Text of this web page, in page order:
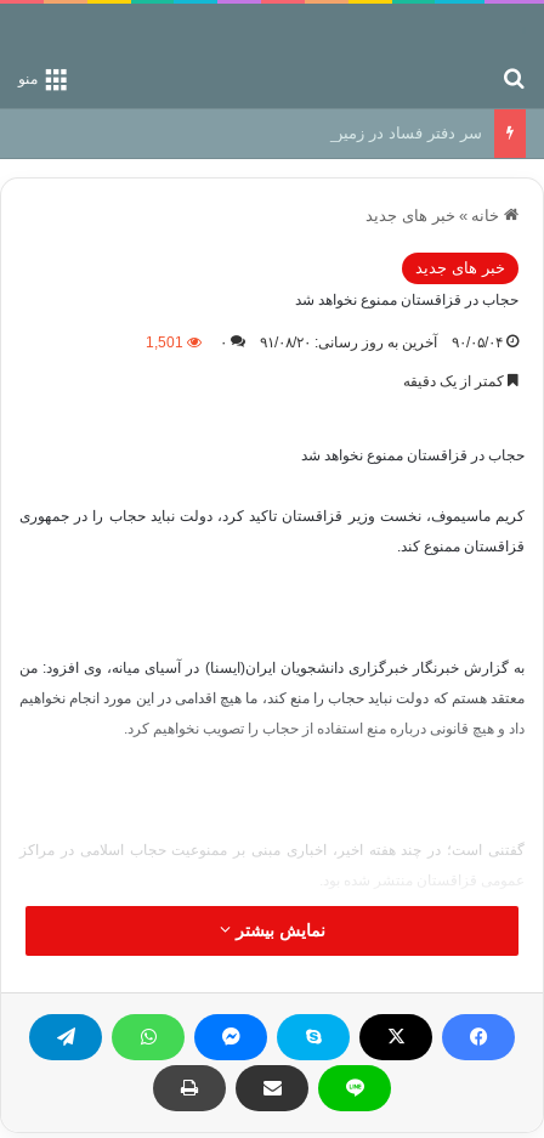
منو
سر دفتر فساد در زمین‌، دوری وکناره‌گیری از راه خداست‌!
خانه » خبر های جدید
خبر های جدید
حجاب در قزاقستان ممنوع نخواهد شد
۹۰/۰۵/۰۴ آخرین به روز رسانی: ۹۱/۰۸/۲۰ ۰ 1,501
کمتر از یک دقیقه
حجاب در قزاقستان ممنوع نخواهد شد
کریم ماسیموف، نخست وزیر قزاقستان تاکید کرد، دولت نباید حجاب را در جمهوری
قزاقستان ممنوع کند.
به گزارش خبرنگار خبرگزاری دانشجویان ایران(ایسنا) در آسیای میانه، وی افزود: من
معتقد هستم که دولت نباید حجاب را منع کند، ما هیچ اقدامی در این مورد انجام نخواهیم
داد و هیچ قانونی درباره منع استفاده از حجاب را تصویب نخواهیم کرد.
گفتنی است؛ در چند هفته اخیر، اخباری مبنی بر ممنوعیت حجاب اسلامی در مراکز
مسلمان هستند.
نمایش بیشتر